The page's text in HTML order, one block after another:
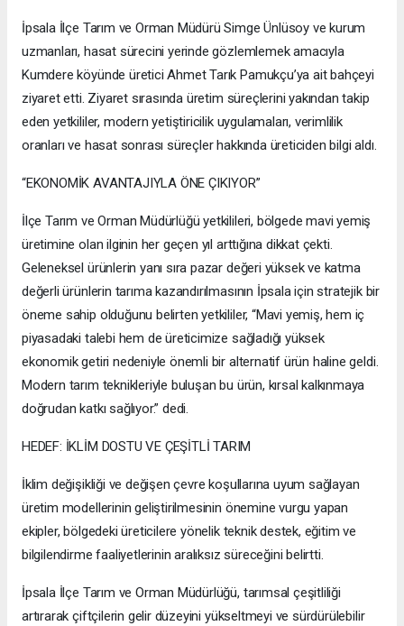
İpsala İlçe Tarım ve Orman Müdürü Simge Ünlüsoy ve kurum
uzmanları, hasat sürecini yerinde gözlemlemek amacıyla
Kumdere köyünde üretici Ahmet Tarık Pamukçu’ya ait bahçeyi
ziyaret etti. Ziyaret sırasında üretim süreçlerini yakından takip
eden yetkililer, modern yetiştiricilik uygulamaları, verimlilik
oranları ve hasat sonrası süreçler hakkında üreticiden bilgi aldı.
“EKONOMİK AVANTAJIYLA ÖNE ÇIKIYOR”
İlçe Tarım ve Orman Müdürlüğü yetkilileri, bölgede mavi yemiş
üretimine olan ilginin her geçen yıl arttığına dikkat çekti.
Geleneksel ürünlerin yanı sıra pazar değeri yüksek ve katma
değerli ürünlerin tarıma kazandırılmasının İpsala için stratejik bir
öneme sahip olduğunu belirten yetkililer, “Mavi yemiş, hem iç
piyasadaki talebi hem de üreticimize sağladığı yüksek
ekonomik getiri nedeniyle önemli bir alternatif ürün haline geldi.
Modern tarım teknikleriyle buluşan bu ürün, kırsal kalkınmaya
doğrudan katkı sağlıyor.” dedi.
HEDEF: İKLİM DOSTU VE ÇEŞİTLİ TARIM
İklim değişikliği ve değişen çevre koşullarına uyum sağlayan
üretim modellerinin geliştirilmesinin önemine vurgu yapan
ekipler, bölgedeki üreticilere yönelik teknik destek, eğitim ve
bilgilendirme faaliyetlerinin aralıksız süreceğini belirtti.
İpsala İlçe Tarım ve Orman Müdürlüğü, tarımsal çeşitliliği
artırarak çiftçilerin gelir düzeyini yükseltmeyi ve sürdürülebilir